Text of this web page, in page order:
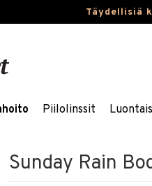
Täydellisiä
Piilolinssit
Sunday Rain